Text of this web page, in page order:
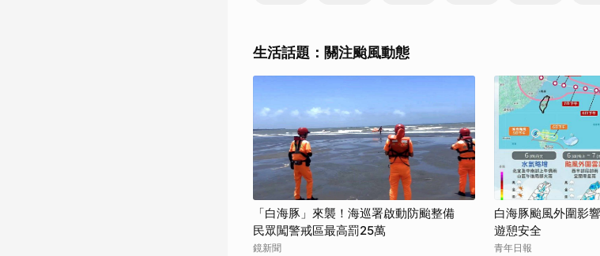
生活話題：關注颱風動態
「白海豚」來襲！海巡署啟動防颱整備
民眾闖警戒區最高罰25萬
鏡新聞
白海豚颱風外圍影
遊憩安全
青年日報